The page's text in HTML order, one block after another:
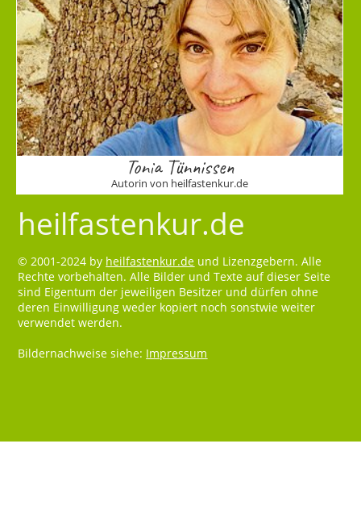
Tonia Tünnissen
Autorin von heilfastenkur.de
heilfastenkur.de
© 2001-2024 by heilfastenkur.de und Lizenzgebern. Alle
Rechte vorbehalten. Alle Bilder und Texte auf dieser Seite
sind Eigentum der jeweiligen Besitzer und dürfen ohne
deren Einwilligung weder kopiert noch sonstwie weiter
verwendet werden.
Bildernachweise siehe: Impressum